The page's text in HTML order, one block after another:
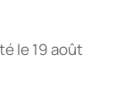
le 19 août